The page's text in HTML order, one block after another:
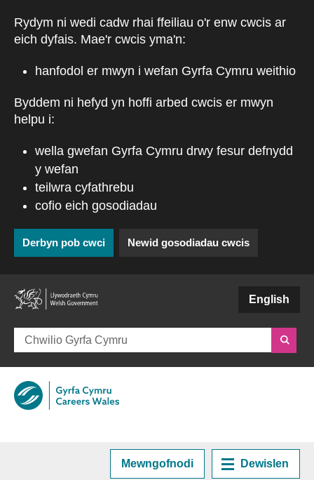
Rydym ni wedi cadw rhai ffeiliau o'r enw cwcis ar
eich dyfais. Mae'r cwcis yma'n:
hanfodol er mwyn i wefan Gyrfa Cymru weithio
Byddem ni hefyd yn hoffi arbed cwcis er mwyn
helpu i:
wella gwefan Gyrfa Cymru drwy fesur defnydd
y wefan
teilwra cyfathrebu
cofio eich gosodiadau
Derbyn pob cwci Newid gosodiadau cwcis
English
Mewngofnodi Dewislen